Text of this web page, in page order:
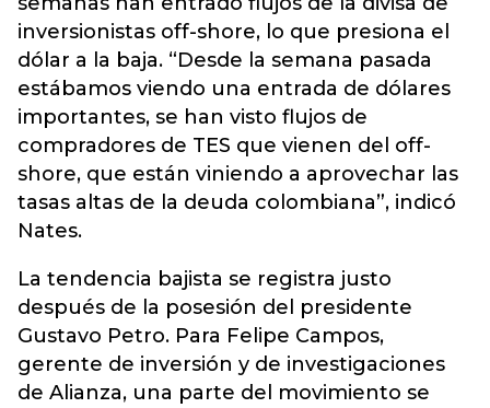
inversionistas off-shore, lo que presiona el
dólar a la baja. “Desde la semana pasada
estábamos viendo una entrada de dólares
importantes, se han visto flujos de
compradores de TES que vienen del off-
shore, que están viniendo a aprovechar las
tasas altas de la deuda colombiana”, indicó
Nates.
La tendencia bajista se registra justo
después de la posesión del presidente
Gustavo Petro. Para Felipe Campos,
gerente de inversión y de investigaciones
de Alianza, una parte del movimiento se